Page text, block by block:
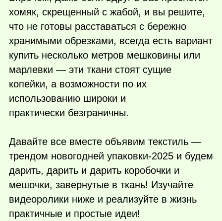
хомяк, скрещенный с жабой, и вы решите,
что не готовы расставаться с бережно
хранимыми обрезками, всегда есть вариант
купить несколько метров мешковины или
марлевки — эти ткани стоят сущие
копейки, а возможности по их
использованию широки и
практически безграничны.
Давайте все вместе объявим текстиль —
трендом новогодней упаковки-2025 и будем
дарить, дарить и дарить коробочки и
мешочки, завернутые в ткань! Изучайте
видеоролики ниже и реализуйте в жизнь
практичные и простые идеи!